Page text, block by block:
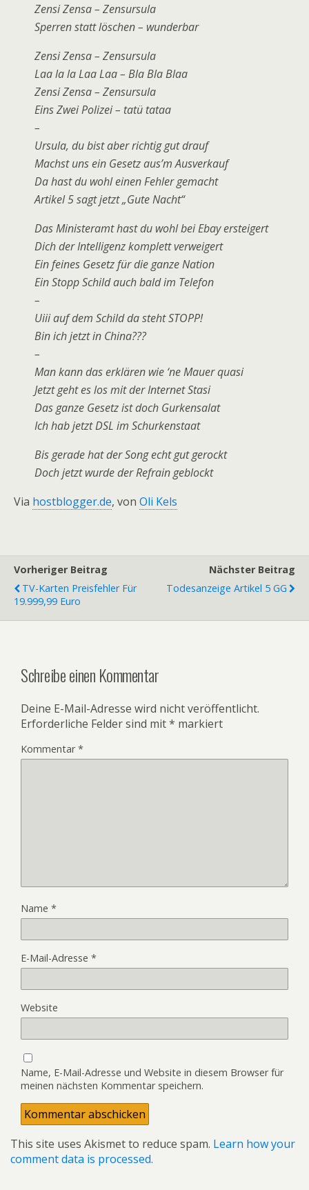
Zensi Zensa – Zensursula
Sperren statt löschen – wunderbar
Zensi Zensa – Zensursula
Laa la la Laa Laa – Bla Bla Blaa
Zensi Zensa – Zensursula
Eins Zwei Polizei – tatü tataa
–
Ursula, du bist aber richtig gut drauf
Machst uns ein Gesetz aus’m Ausverkauf
Da hast du wohl einen Fehler gemacht
Artikel 5 sagt jetzt „Gute Nacht“
Das Ministeramt hast du wohl bei Ebay ersteigert
Dich der Intelligenz komplett verweigert
Ein feines Gesetz für die ganze Nation
Ein Stopp Schild auch bald im Telefon
–
Uiii auf dem Schild da steht STOPP!
Bin ich jetzt in China???
–
Man kann das erklären wie ‘ne Mauer quasi
Jetzt geht es los mit der Internet Stasi
Das ganze Gesetz ist doch Gurkensalat
Ich hab jetzt DSL im Schurkenstaat
Bis gerade hat der Song echt gut gerockt
Doch jetzt wurde der Refrain geblockt
Via hostblogger.de, von Oli Kels
Vorheriger Beitrag
TV-Karten Preisfehler Für
19.999,99 Euro
Nächster Beitrag
Todesanzeige Artikel 5 GG
Schreibe einen Kommentar
Deine E-Mail-Adresse wird nicht veröffentlicht.
Erforderliche Felder sind mit* markiert
Kommentar*
Name *
E-Mail-Adresse *
Website
Name, E-Mail-Adresse und Website in diesem Browser für
meinen nächsten Kommentar speichern.
This site uses Akismet to reduce spam. Learn how your
comment data is processed.